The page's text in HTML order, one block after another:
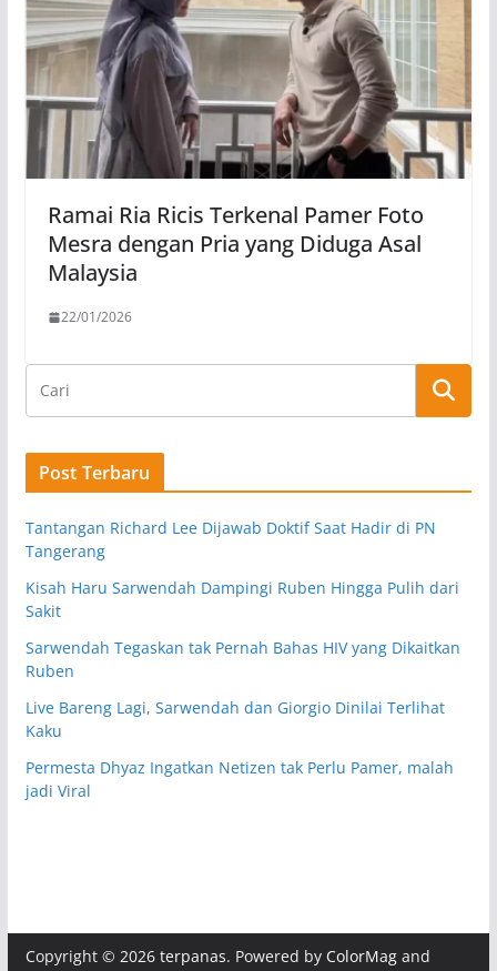
Ramai Ria Ricis Terkenal Pamer Foto
Mesra dengan Pria yang Diduga Asal
Malaysia
22/01/2026
Post Terbaru
Tantangan Richard Lee Dijawab Doktif Saat Hadir di PN
Tangerang
Kisah Haru Sarwendah Dampingi Ruben Hingga Pulih dari
Sakit
Sarwendah Tegaskan tak Pernah Bahas HIV yang Dikaitkan
Ruben
Live Bareng Lagi, Sarwendah dan Giorgio Dinilai Terlihat
Kaku
Permesta Dhyaz Ingatkan Netizen tak Perlu Pamer, malah
jadi Viral
Copyright © 2026 terpanas. Powered by ColorMagand